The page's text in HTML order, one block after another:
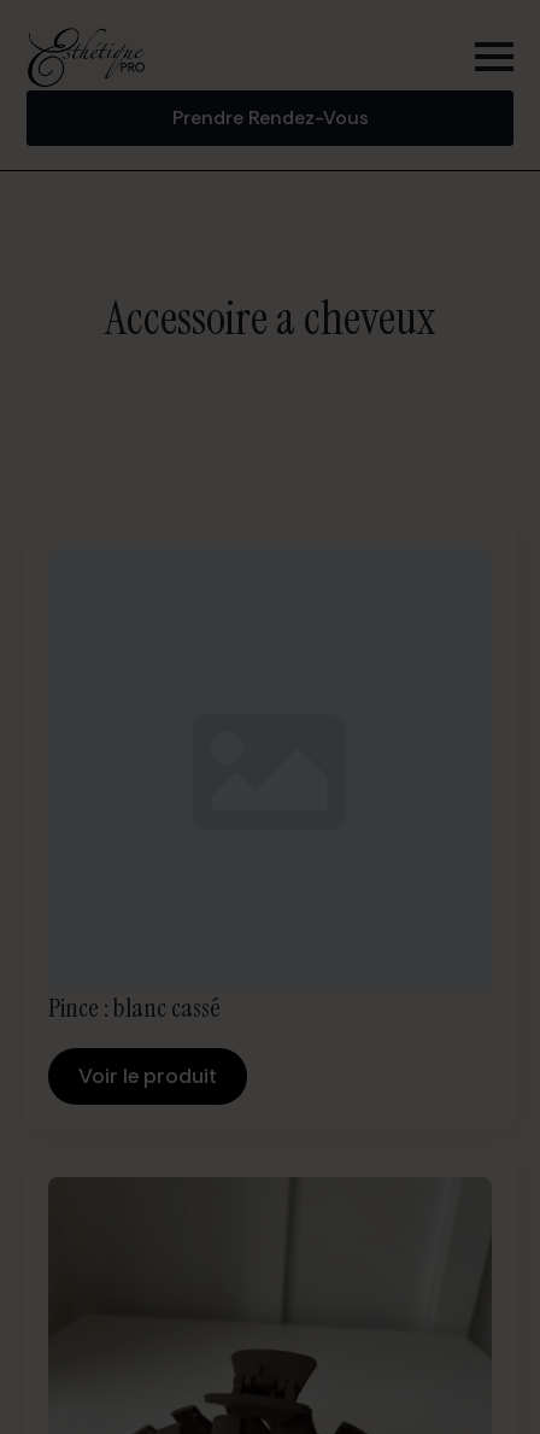
Prendre Rendez-Vous
Accessoire a cheveux
Pince : blanc cassé
Voir le produit